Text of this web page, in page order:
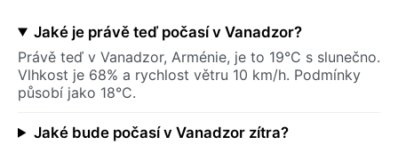
Jaké je právě teď počasí v Vanadzor?
Právě teď v Vanadzor, Arménie, je to 19°C s slunečno.
Vlhkost je 68% a rychlost větru 10 km/h. Podmínky
působí jako 18°C.
Jaké bude počasí v Vanadzor zítra?